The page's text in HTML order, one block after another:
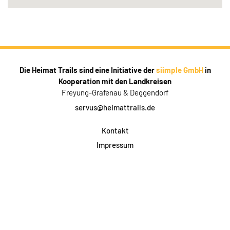
Die Heimat Trails sind eine Initiative dersiimple GmbHin
Kooperation mit den Landkreisen
Freyung-Grafenau & Deggendorf
servus@heimattrails.de
Kontakt
Impressum